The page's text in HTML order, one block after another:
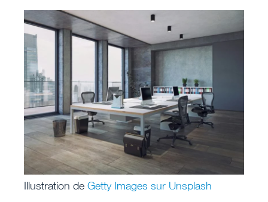
Illustration de Getty Images sur Unsplash